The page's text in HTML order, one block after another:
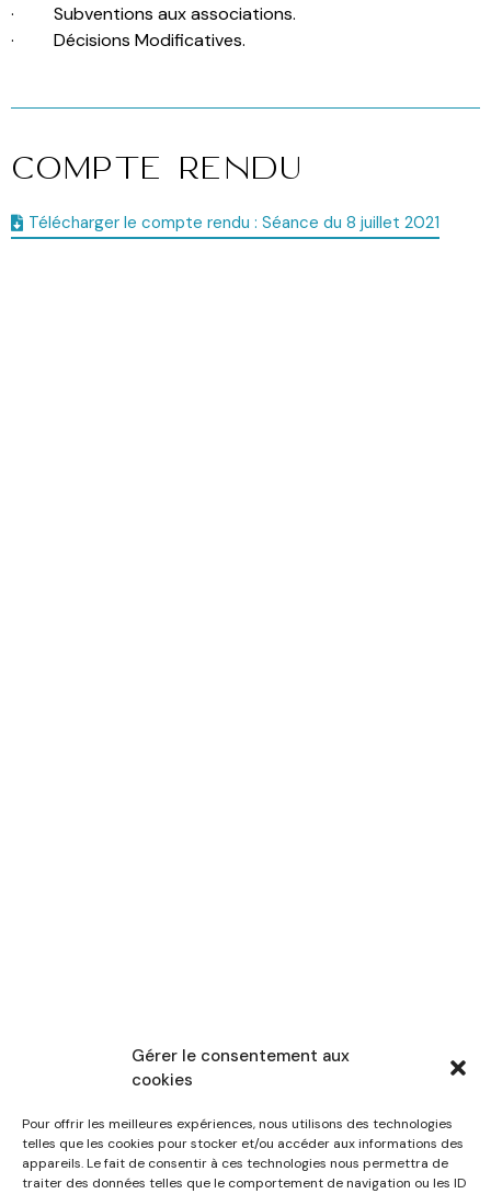
Gérer le consentement aux
cookies
Pour offrir les meilleures expériences, nous utilisons des technologies
telles que les cookies pour stocker et/ou accéder aux informations des
appareils. Le fait de consentir à ces technologies nous permettra de
traiter des données telles que le comportement de navigation ou les ID
· Subventions aux associations.
· Décisions Modificatives.
Compte Rendu
Télécharger le compte rendu : Séance du 8 juillet 2021